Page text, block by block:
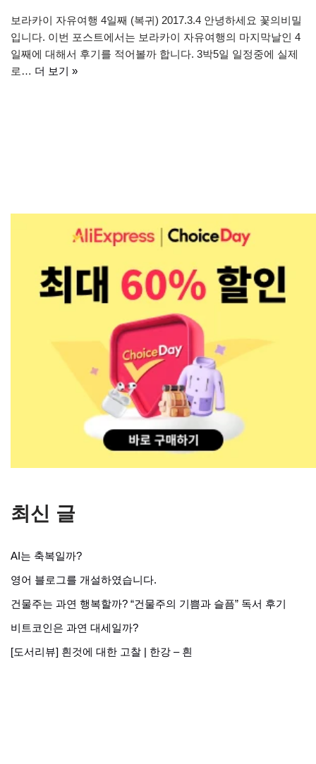
보라카이 자유여행 4일째 (복귀) 2017.3.4 안녕하세요 꽃의비밀
입니다. 이번 포스트에서는 보라카이 자유여행의 마지막날인 4
일째에 대해서 후기를 적어볼까 합니다. 3박5일 일정중에 실제
로… 더 보기 »
최신 글
AI는 축복일까?
영어 블로그를 개설하였습니다.
건물주는 과연 행복할까? “건물주의 기쁨과 슬픔” 독서 후기
비트코인은 과연 대세일까?
[도서리뷰] 흰것에 대한 고찰 | 한강 – 흰